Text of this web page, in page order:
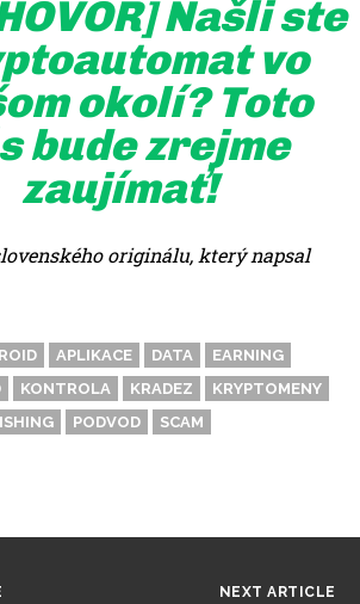
Našli ste
vo
okolí? Toto
bude zrejme
zaujímať!
originálu, který napsal
APLIKACE DATA
EARNING
KONTROLA KRADEZ
KRYPTOMENY
PODVOD SCAM
NEXT ARTICLE